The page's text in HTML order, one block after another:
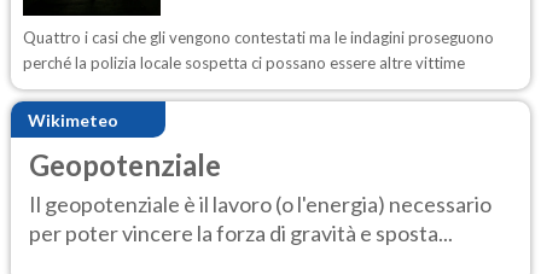
Quattro i casi che gli vengono contestati ma le indagini proseguono
perché la polizia locale sospetta ci possano essere altre vittime
Wikimeteo
Geopotenziale
Il geopotenziale è il lavoro (o l'energia) necessario
per poter vincere la forza di gravità e sposta...